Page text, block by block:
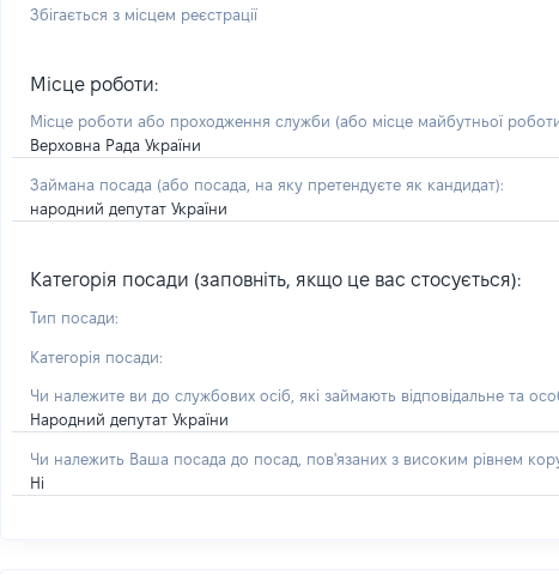
Збігається з місцем реєстрації
Місце роботи:
Місце роботи або проходження служби (або місце майбутньої
Верховна Рада України
Займана посада (або посада, на яку претендуєте як кандидат):
народний депутат України
Категорія посади (заповніть, якщо це вас стосується):
Тип посади:
Категорія посади:
Чи належите ви до службових осіб, які займають відповідальне та
Народний депутат України
Чи належить Ваша посада до посад, пов'язаних з високим рівнем
Ні